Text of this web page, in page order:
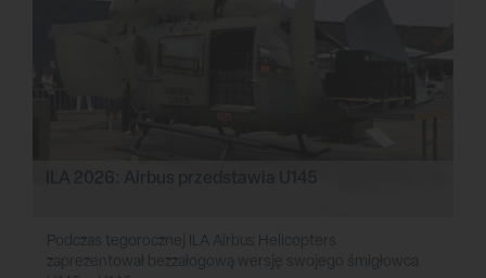
Podczas tegorocznej ILA Airbus Helicopters
zaprezentował bezzałogową wersję swojego śmigłowca